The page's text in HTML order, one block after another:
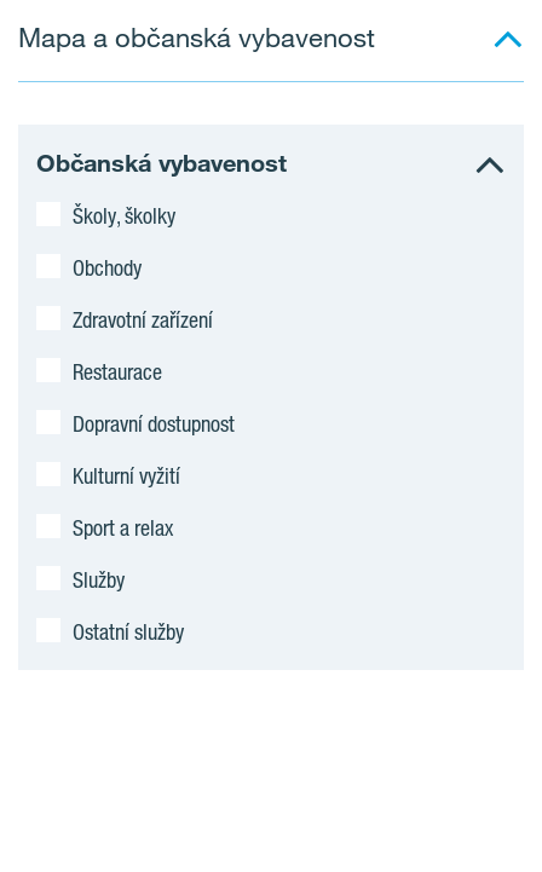
Mapa a občanská vybavenost
Občanská vybavenost
Školy, školky
Obchody
Zdravotní zařízení
Restaurace
Dopravní dostupnost
Kulturní vyžití
Sport a relax
Služby
Ostatní služby